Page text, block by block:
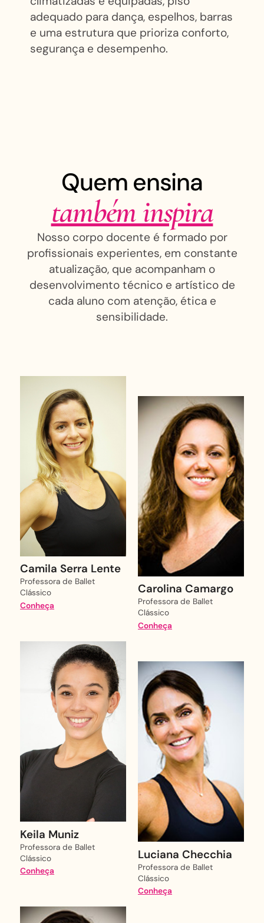
adequado para dança, espelhos, barras
e uma estrutura que prioriza conforto,
segurança e desempenho.
Quem ensina
também inspira
Nosso corpo docente é formado por
profissionais experientes, em constante
atualização, que acompanham o
desenvolvimento técnico e artístico de
cada aluno com atenção, ética e
sensibilidade.
Camila Serra Lente
Professora de Ballet
Clássico
Conheça
Carolina Camargo
Professora de Ballet
Clássico
Conheça
Keila Muniz
Professora de Ballet
Clássico
Conheça
Luciana Checchia
Professora de Ballet
Clássico
Conheça